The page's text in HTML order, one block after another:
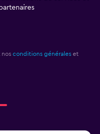
nos conditions générales et